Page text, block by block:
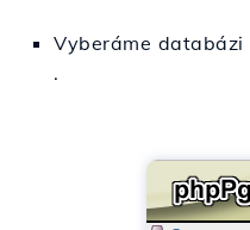
Vyberáme databázi
.